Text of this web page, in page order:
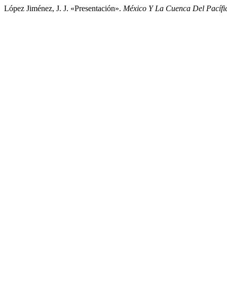
López Jiménez, J. J. «Presentación». México Y La Cuenca Del